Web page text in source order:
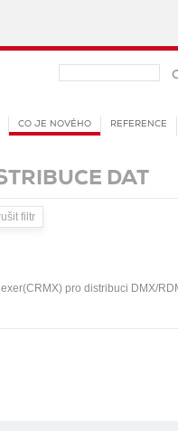
DAT
pro distribuci DMX/
REFERENCE
CO JE NOVÉHO